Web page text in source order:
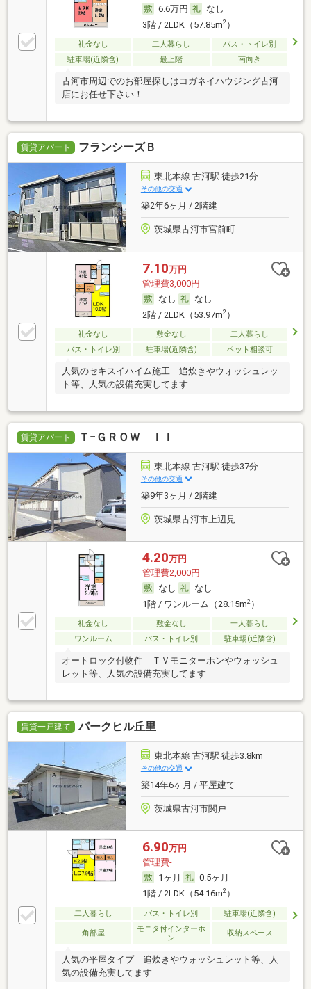
6.6万円
なし
3階 / 2LDK（57.85m2）
礼金なし 二人暮らし
バス・トイレ別
駐車場(近隣含)
最上階 南向き
古河市周辺でのお部屋探しはコガネイハウジング古河
店にお任せ下さい！
賃貸アパート フランシーズＢ
東北本線 古河駅 徒歩21分
その他の交通
築2年6ヶ月 / 2階建
茨城県古河市宮前町
7.10万円
管理費3,000円
なし
なし
2階 / 2LDK（53.97m2）
礼金なし 敷金なし
二人暮らし
バス・トイレ別
駐車場(近隣含) ペット相談可
人気のセキスイハイム施工 追炊きやウォッシュレッ
ト等、人気の設備充実してます
賃貸アパート Ｔ−ＧＲＯＷ ＩＩ
東北本線 古河駅 徒歩37分
その他の交通
築9年3ヶ月 / 2階建
茨城県古河市上辺見
4.20万円
管理費2,000円
なし
なし
1階 / ワンルーム（28.15m2）
礼金なし 敷金なし
一人暮らし
ワンルーム
バス・トイレ別 駐車場(近隣含)
オートロック付物件 ＴＶモニターホンやウォッシュ
レット等、人気の設備充実してます
賃貸一戸建て パークヒル丘里
東北本線 古河駅 徒歩3.8km
その他の交通
築14年6ヶ月 / 平屋建て
茨城県古河市関戸
6.90万円
管理費-
1ヶ月
0.5ヶ月
1階 / 2LDK（54.16m2）
二人暮らし バス・トイレ別 駐車場(近隣含)
角部屋
モニタ付インターホ
ン
収納スペース
人気の平屋タイプ 追炊きやウォッシュレット等、人
気の設備充実してます